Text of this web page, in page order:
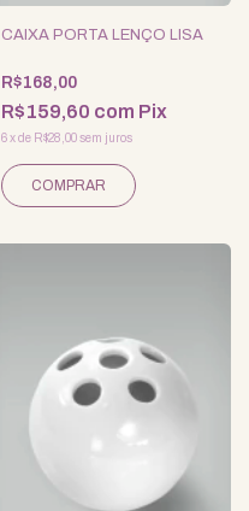
CAIXA PORTA LENÇO LISA
R$168,00
R$159,60 com Pix
6 xde R$28,00 sem juros